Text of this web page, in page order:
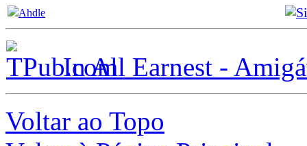
Ahdle
In All Earnest -
Voltar ao Topo